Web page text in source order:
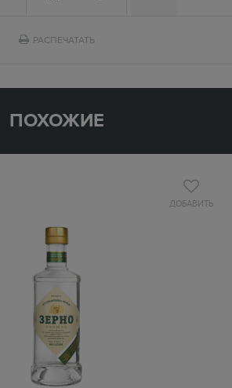
РАСПЕЧАТАТЬ
ПОХОЖИЕ
ДОБАВИТЬ